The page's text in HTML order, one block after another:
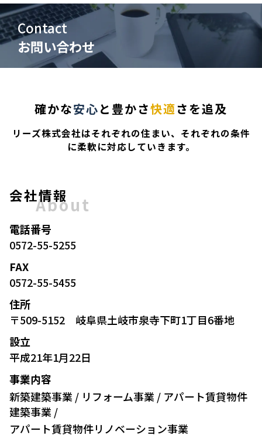
Contact
お問い合わせ
確かな安心と豊かさ快適さを追及
リーズ株式会社はそれぞれの住まい、それぞれの条件
に柔軟に対応していきます。
会社情報
About
電話番号
0572-55-5255
FAX
0572-55-5455
住所
〒509-5152 岐阜県土岐市泉寺下町1丁目6番地
設立
平成21年1月22日
事業内容
新築建築事業 / リフォーム事業 / アパート賃貸物件
建築事業 /
アパート賃貸物件リノベーション事業